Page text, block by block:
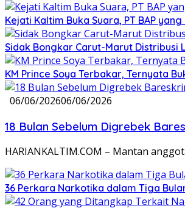
Kejati Kaltim Buka Suara, PT BAP
Sidak Bongkar Carut-Marut Distribusi
KM Prince Soya Terbakar, Ternyata
06/06/202606/06/2026
18 Bulan Sebelum Digrebek
HARIANKALTIM.COM – Mantan
36 Perkara Narkotika dalam Tiga